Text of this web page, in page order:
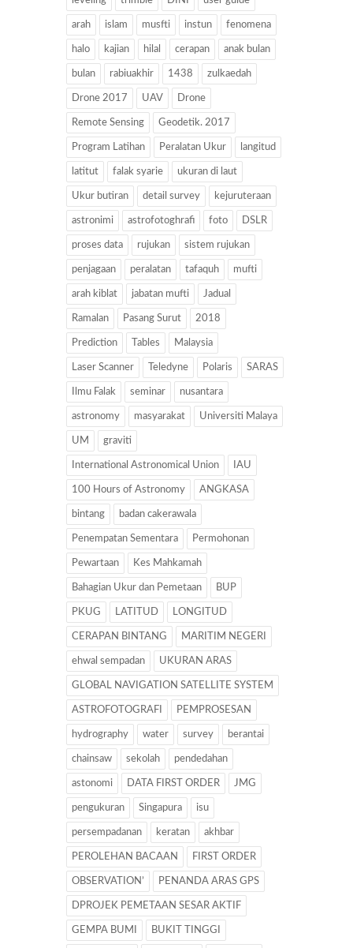
arah islam musfti instun fenomena
halo kajian hilal cerapan anak bulan
bulan rabiuakhir 1438 zulkaedah
Drone 2017 UAV Drone
Remote Sensing Geodetik. 2017
Program Latihan Peralatan Ukur langitud
latitut falak syarie ukuran di laut
Ukur butiran detail survey kejuruteraan
astronimi astrofotoghrafi foto DSLR
proses data rujukan sistem rujukan
penjagaan peralatan tafaquh mufti
arah kiblat jabatan mufti Jadual
Ramalan Pasang Surut 2018
Prediction Tables Malaysia
Laser Scanner Teledyne Polaris SARAS
Ilmu Falak seminar nusantara
astronomy masyarakat Universiti Malaya
UM graviti
International Astronomical Union IAU
100 Hours of Astronomy ANGKASA
bintang badan cakerawala
Penempatan Sementara Permohonan
Pewartaan Kes Mahkamah
Bahagian Ukur dan Pemetaan BUP
PKUG LATITUD LONGITUD
CERAPAN BINTANG MARITIM NEGERI
ehwal sempadan UKURAN ARAS
GLOBAL NAVIGATION SATELLITE SYSTEM
ASTROFOTOGRAFI PEMPROSESAN
hydrography water survey berantai
chainsaw sekolah pendedahan
astonomi DATA FIRST ORDER JMG
pengukuran Singapura isu
persempadanan keratan akhbar
PEROLEHAN BACAAN FIRST ORDER
OBSERVATION’ PENANDA ARAS GPS
DPROJEK PEMETAAN SESAR AKTIF
GEMPA BUMI BUKIT TINGGI